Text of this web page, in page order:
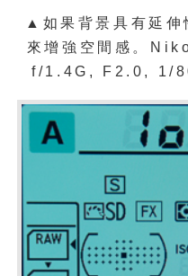
▲如果背景具有延伸
來增強空間感。
f/1.4G, F2.0, 1/